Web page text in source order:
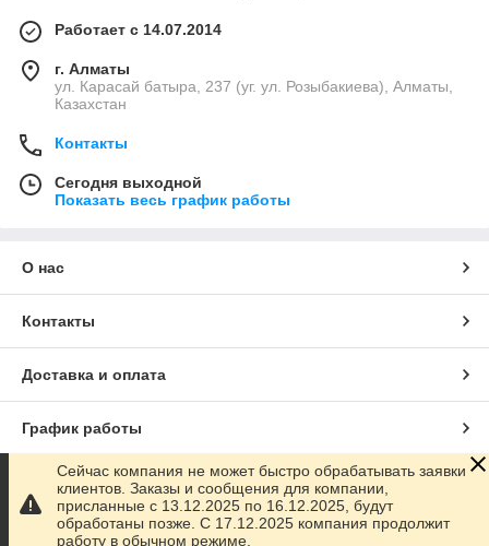
Работает с 14.07.2014
г. Алматы
ул. Карасай батыра, 237 (уг. ул. Розыбакиева), Алматы,
Казахстан
Контакты
Сегодня выходной
Показать весь график работы
О нас
Контакты
Доставка и оплата
График работы
Полная версия сайта
Сайт создан на маркетплейсе
Сейчас компания не может быстро обрабатывать заявки
клиентов. Заказы и сообщения для компании,
присланные с 13.12.2025 по 16.12.2025, будут
обработаны позже. С 17.12.2025 компания продолжит
работу в обычном режиме.